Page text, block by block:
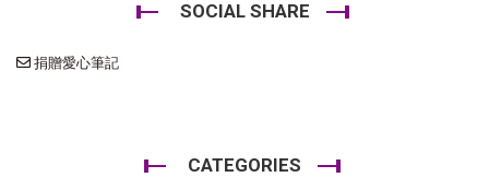
SOCIAL SHARE
捐贈愛心筆記
CATEGORIES